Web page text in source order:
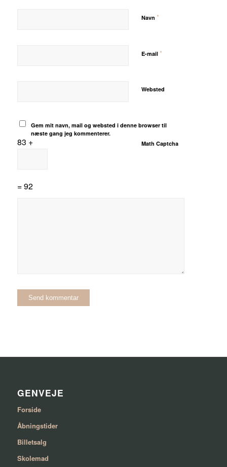
Navn *
E-mail *
Websted
Gem mit navn, mail og websted i denne browser til
næste gang jeg kommenterer.
Math Captcha
83 +
= 92
GENVEJE
Forside
Åbningstider
Billetsalg
Skolemad